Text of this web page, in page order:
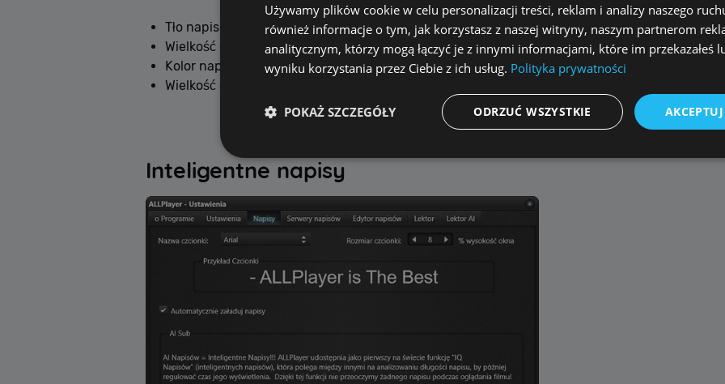
Tło napisów - przydatne gdy chcemy przykryć napisy w innym języku, które nakładają się na
Wielkość czcionki i położenie napisów
Kolor napisów
Wielkość cienia napisów
Inteligentne napisy
Używamy plików cookie w celu personalizacji treści, reklam i analizy naszego
również informacje o tym, jak korzystasz z naszej witryny, naszym partnerom
analitycznym, którzy mogą łączyć je z innymi informacjami, które im przekazałeś
wyniku korzystania przez Ciebie z ich usług. Polityka prywatności
ODRZUĆ WSZYSTKIE
POKAŻ SZCZEGÓŁY
Wydajnościowe pliki cookie zbierają informację o tym, w jaki sposób odwiedzający korzystają ze strony, np.
cookie. Te pliki cookie nie mogą być wykorzystywane do bezpośredniej identyfikacji konkretnego
Nazwa